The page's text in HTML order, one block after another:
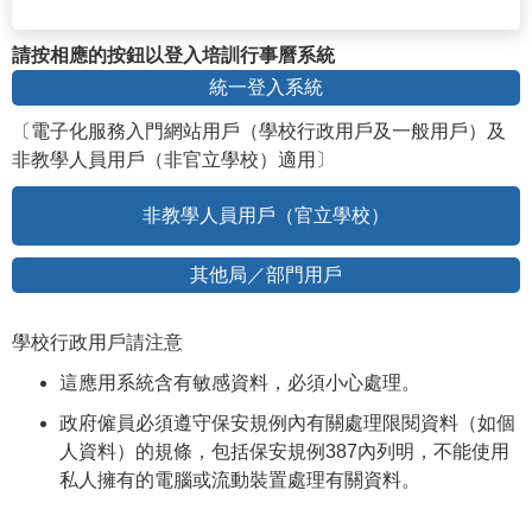
請按相應的按鈕以登入培訓行事曆系統
統一登入系統
〔電子化服務入門網站用戶（學校行政用戶及一般用戶）及
非教學人員用戶（非官立學校）適用〕
非教學人員用戶（官立學校）
其他局／部門用戶
學校行政用戶請注意
這應用系統含有敏感資料，必須小心處理。
政府僱員必須遵守保安規例內有關處理限閱資料（如個
人資料）的規條，包括保安規例387內列明，不能使用
私人擁有的電腦或流動裝置處理有關資料。